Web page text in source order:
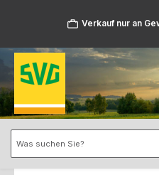
Verkauf nur an